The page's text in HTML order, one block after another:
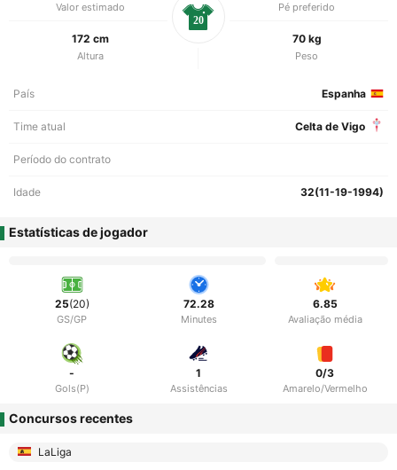
Valor estimado Pé preferido
172 cm
Altura
70 kg
Peso
20
País Espanha
Time atual Celta de Vigo
Período do contrato
Idade 32(11-19-1994)
Estatísticas de jogador
25(20)
GS/GP
72.28
Minutes
6.85
Avaliação média
-
Gols(P)
1
Assistências
0/3
Amarelo/Vermelho
Concursos recentes
LaLiga